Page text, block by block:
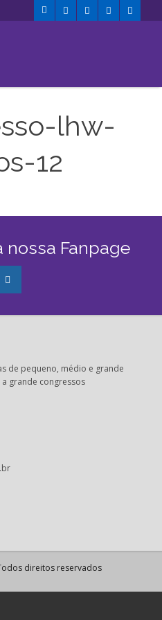
lhw-
12
nossa Fanpage
de pequeno, médio e grande
grande congressos
direitos reservados